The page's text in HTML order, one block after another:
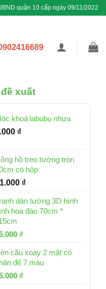
quận 10 cấp ngày 09/11/2022
xuất
khoá labubu nhựa
₫
hồ treo tường tròn
có hộp
₫
dán tường 3D hình
hoa đào 70cm *
₫.
₫
tại
là:
cầu xoay 2 mặt có
đế 7 màu
₫